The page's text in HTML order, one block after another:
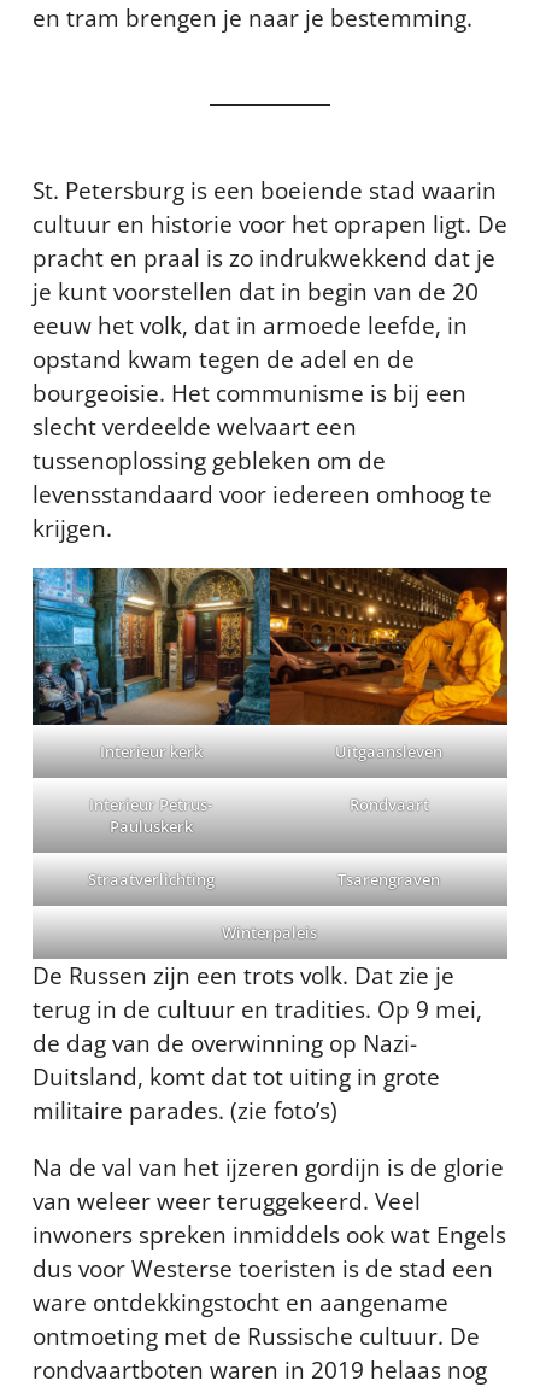
en tram brengen je naar je bestemming.
St. Petersburg is een boeiende stad waarin
cultuur en historie voor het oprapen ligt. De
pracht en praal is zo indrukwekkend dat je
je kunt voorstellen dat in begin van de 20
eeuw het volk, dat in armoede leefde, in
opstand kwam tegen de adel en de
bourgeoisie. Het communisme is bij een
slecht verdeelde welvaart een
tussenoplossing gebleken om de
levensstandaard voor iedereen omhoog te
krijgen.
Interieur kerk Uitgaansleven
Interieur Petrus-
Pauluskerk
Rondvaart
Straatverlichting Tsarengraven
Winterpaleis
De Russen zijn een trots volk. Dat zie je
terug in de cultuur en tradities. Op 9 mei,
de dag van de overwinning op Nazi-
Duitsland, komt dat tot uiting in grote
militaire parades. (zie foto’s)
Na de val van het ijzeren gordijn is de glorie
van weleer weer teruggekeerd. Veel
inwoners spreken inmiddels ook wat Engels
dus voor Westerse toeristen is de stad een
ware ontdekkingstocht en aangename
ontmoeting met de Russische cultuur. De
rondvaartboten waren in 2019 helaas nog